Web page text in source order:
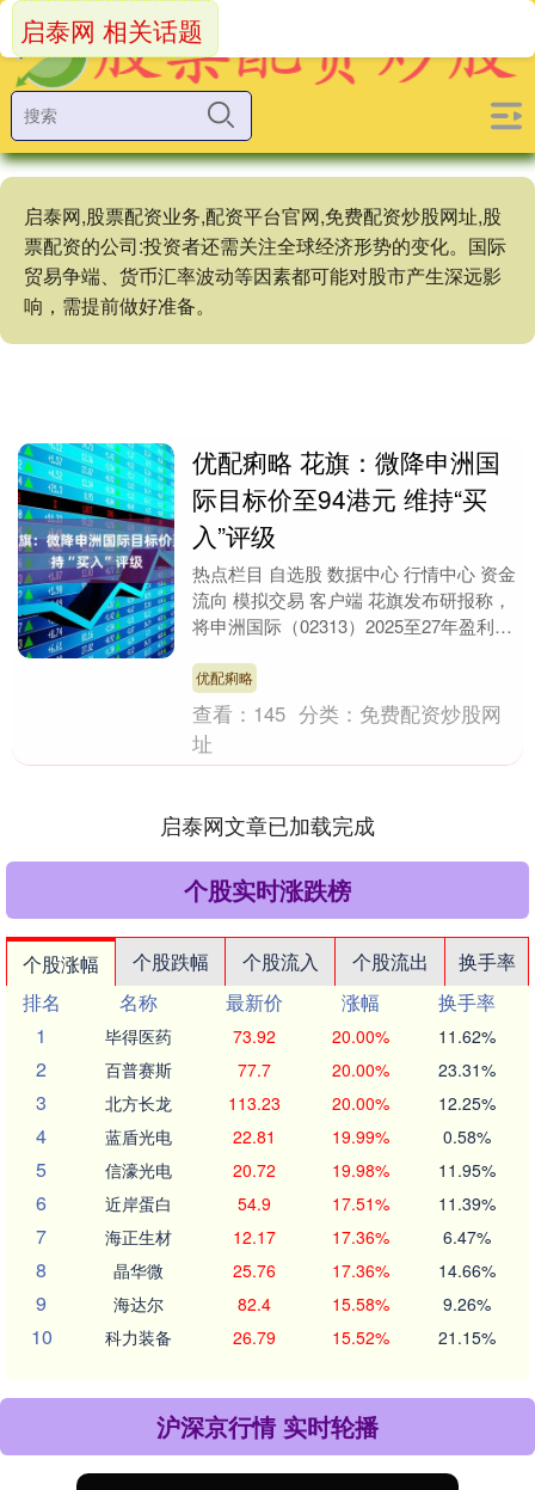
启泰网,股票配资业务,配资平台官网,免费配资炒股网址,股
票配资的公司:投资者还需关注全球经济形势的变化。国际
贸易争端、货币汇率波动等因素都可能对股市产生深远影
响，需提前做好准备。
启泰网 相关话题
优配痢略 花旗：微降申洲国
际目标价至94港元 维持“买
入”评级
热点栏目 自选股 数据中心 行情中心 资金
流向 模拟交易 客户端 花旗发布研报称，
将申洲国际（02313）2025至27年盈利预
优配痢略
查看： 145 分类： 免费配资炒股网
址
启泰网文章已加载完成
个股实时涨跌榜
个股涨幅 个股跌幅 个股流入 个股流出
换手率
排名
名称 最新价 涨幅
换手率
1
毕得医药 73.92 20.00% 11.62%
2 百普赛斯 77.7 20.00% 23.31%
3 北方长龙 113.23 20.00% 12.25%
4 蓝盾光电 22.81 19.99% 0.58%
5 信濠光电 20.72 19.98% 11.95%
6 近岸蛋白 54.9 17.51% 11.39%
7 海正生材 12.17 17.36% 6.47%
8 晶华微 25.76 17.36% 14.66%
9 海达尔 82.4 15.58% 9.26%
10 科力装备 26.79 15.52% 21.15%
沪深京行情 实时轮播